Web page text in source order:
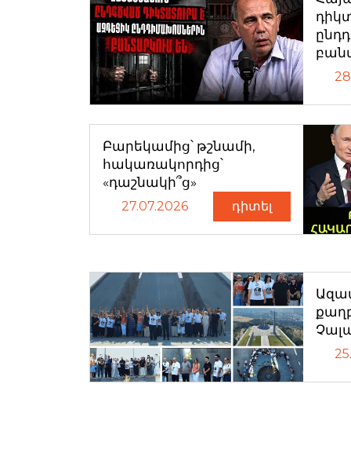
Բարեկամից՝ թշնամի,
հակառակորդից՝
«դաշնակի՞ց»
27.07.2026 դիտել